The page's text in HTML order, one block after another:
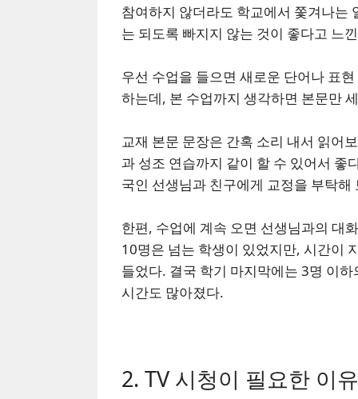
참여하지 않더라도 학교에서 쫓겨나는
는 되도록 빠지지 않는 것이 좋다고 느
우선 수업을 들으면 새로운 단어나 표
하는데, 본 수업까지 생각하면 본문만
교재 본문 문장은 간혹 소리 내서 읽어
과 성조 연습까지 같이 할 수 있어서 좋
국인 선생님과 친구에게 교정을 부탁해
한편, 수업에 계속 오면 선생님과의 대
10명은 넘는 학생이 있었지만, 시간이
들었다. 결국 학기 마지막에는 3명 이
시간도 많아졌다.
2. TV 시청이 필요한 이유